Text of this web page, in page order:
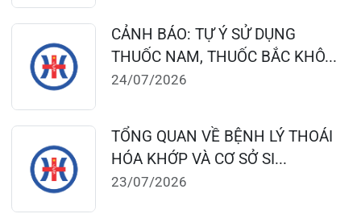
bộ, quy mô 500 giường bệnh nội trú.
Gọi Tổng đài 0225-3955 888
Đặt lịch khám
Tra cứu kết quả xét nghiệm